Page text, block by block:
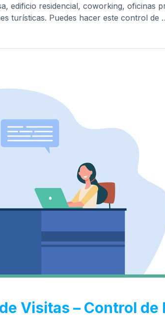
edificio residencial, coworking, oficinas
turísticas. Puedes hacer este control de
Visitas – Control de